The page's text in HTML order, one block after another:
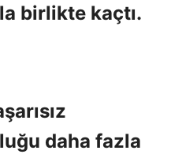
birlikte kaçtı.
daha fazla